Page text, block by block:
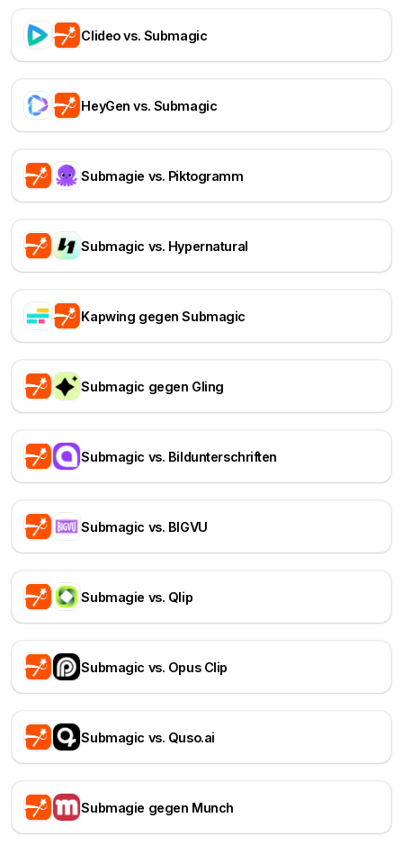
Clideo vs. Submagic
HeyGen vs. Submagic
Submagie vs. Piktogramm
Submagic vs. Hypernatural
Kapwing gegen Submagic
Submagic gegen Gling
Submagic vs. Bildunterschriften
Submagic vs. BIGVU
Submagie vs. Qlip
Submagic vs. Opus Clip
Submagic vs. Quso.ai
Submagie gegen Munch